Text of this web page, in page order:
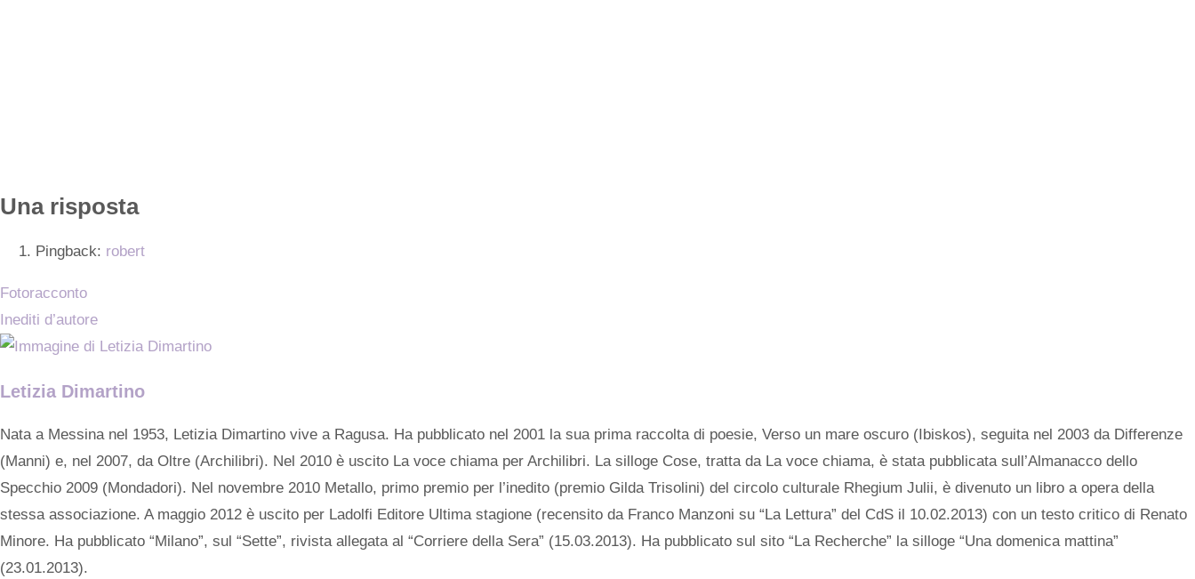
Una risposta
Pingback: robert
Fotoracconto
Inediti d’autore
Letizia Dimartino
Nata a Messina nel 1953, Letizia Dimartino vive a Ragusa. Ha pubblicato nel 2001 la sua prima raccolta di poesie, Verso un mare oscuro (Ibiskos), seguita nel 2003 da Differenze
(Manni) e, nel 2007, da Oltre (Archilibri). Nel 2010 è uscito La voce chiama per Archilibri. La silloge Cose, tratta da La voce chiama, è stata pubblicata sull’Almanacco dello
Specchio 2009 (Mondadori). Nel novembre 2010 Metallo, primo premio per l’inedito (premio Gilda Trisolini) del circolo culturale Rhegium Julii, è divenuto un libro a opera della
stessa associazione. A maggio 2012 è uscito per Ladolfi Editore Ultima stagione (recensito da Franco Manzoni su “La Lettura” del CdS il 10.02.2013) con un testo critico di Renato
Minore. Ha pubblicato “Milano”, sul “Sette”, rivista allegata al “Corriere della Sera” (15.03.2013). Ha pubblicato sul sito “La Recherche” la silloge “Una domenica mattina”
(23.01.2013).